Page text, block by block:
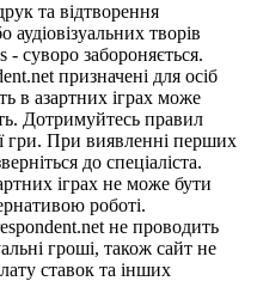
та відтворення
аудіовізуальних творів
суворо забороняється.
призначені для осіб
в азартних іграх може
Дотримуйтесь правил
гри. При виявленні перших
до спеціаліста.
іграх не може бути
роботі.
не проводить
гроші, також сайт не
ставок та інших